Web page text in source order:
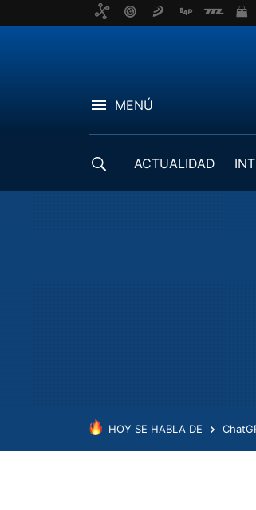
MENÚ
ACTUALIDAD
HOY SE HABLA DE